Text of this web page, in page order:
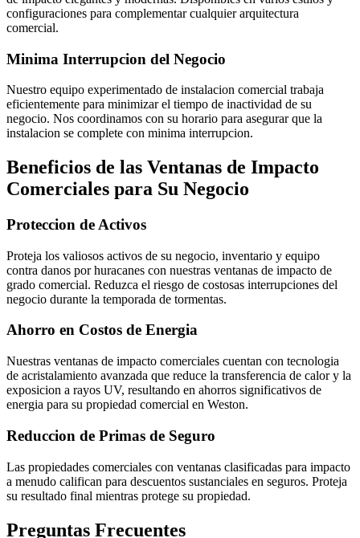
configuraciones para complementar cualquier arquitectura
comercial.
Minima Interrupcion del Negocio
Nuestro equipo experimentado de instalacion comercial trabaja
eficientemente para minimizar el tiempo de inactividad de su
negocio. Nos coordinamos con su horario para asegurar que la
instalacion se complete con minima interrupcion.
Beneficios de las Ventanas de Impacto
Comerciales para Su Negocio
Proteccion de Activos
Proteja los valiosos activos de su negocio, inventario y equipo
contra danos por huracanes con nuestras ventanas de impacto de
grado comercial. Reduzca el riesgo de costosas interrupciones del
negocio durante la temporada de tormentas.
Ahorro en Costos de Energia
Nuestras ventanas de impacto comerciales cuentan con tecnologia
de acristalamiento avanzada que reduce la transferencia de calor y la
exposicion a rayos UV, resultando en ahorros significativos de
energia para su propiedad comercial en Weston.
Reduccion de Primas de Seguro
Las propiedades comerciales con ventanas clasificadas para impacto
a menudo califican para descuentos sustanciales en seguros. Proteja
su resultado final mientras protege su propiedad.
Preguntas Frecuentes